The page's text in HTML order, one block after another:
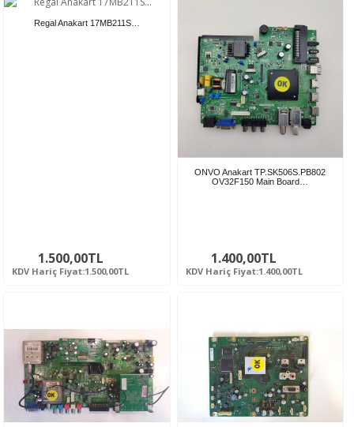
Regal Anakart 17MB211S…
1.500,00TL
KDV Hariç Fiyat:1.500,00TL
ONVO Anakart TP.SK506S.PB802
OV32F150 Main Board…
1.400,00TL
KDV Hariç Fiyat:1.400,00TL